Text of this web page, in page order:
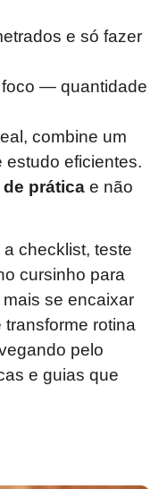
e só fazer
foco — quantidade
combine um
estudo eficientes.
prática e não
checklist, teste
cursinho para
se encaixar
rotina
pelo
e guias que